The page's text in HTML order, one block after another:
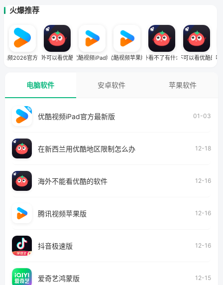
火爆推荐
视频2026官方最新版境外可以看优酷吗优酷视频iPad版 优酷视频苹果版
优酷在国外看不了有什么办法解决
国外不可以看优酷的软
咪
电脑软件 安卓软件 苹果软件
优酷视频iPad官方最新版 01-03
在新西兰用优酷地区限制怎么办 12-18
海外不能看优酷的软件 12-16
腾讯视频苹果版 12-16
抖音极速版 12-16
爱奇艺鸿蒙版 12-15